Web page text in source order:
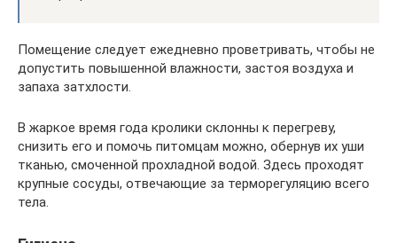
Помещение следует ежедневно проветривать, чтобы не
допустить повышенной влажности, застоя воздуха и
запаха затхлости.
В жаркое время года кролики склонны к перегреву,
снизить его и помочь питомцам можно, обернув их уши
тканью, смоченной прохладной водой. Здесь проходят
крупные сосуды, отвечающие за терморегуляцию всего
тела.